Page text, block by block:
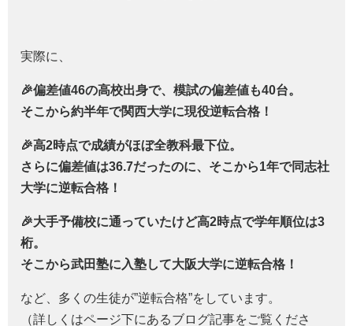
実際に、
🎉偏差値46の高校出身で、模試の偏差値も40台。
そこから約半年で関西大学に現役逆転合格！
🎉高2時点で成績がほぼ全教科最下位。
さらに偏差値は36.7だったのに、そこから1年で同志社
大学に逆転合格！
🎉大手予備校に通っていたけど高2時点で学年順位は3
桁。
そこから武田塾に入塾して大阪大学に逆転合格！
など、多くの生徒が”逆転合格”をしています。
（詳しくはページ下にあるブログ記事をご覧くださ